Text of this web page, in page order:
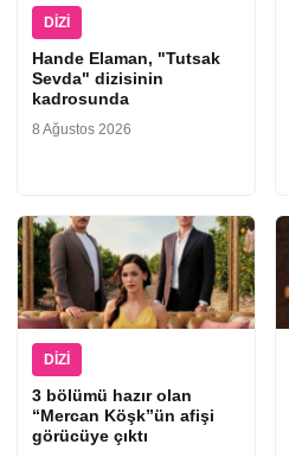
DIZI
Hande Elaman, "Tutsak
Sevda" dizisinin
kadrosunda
8 Ağustos 2026
DIZI
3 bölümü hazır olan
“Mercan Köşk”ün afişi
görücüye çıktı